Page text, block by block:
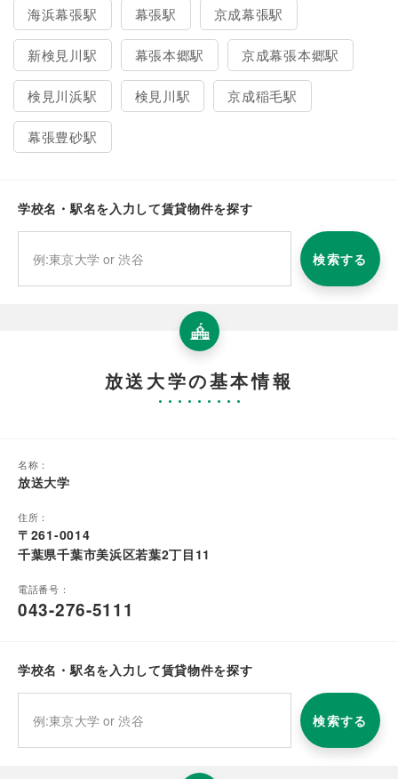
海浜幕張駅 幕張駅 京成幕張駅
新検見川駅 幕張本郷駅 京成幕張本郷駅
検見川浜駅 検見川駅 京成稲毛駅
幕張豊砂駅
学校名・駅名を入力して賃貸物件を探す
検索する
放送大学の基本情報
名称：
放送大学
住所：
〒261-0014
千葉県千葉市美浜区若葉2丁目11
電話番号：
043-276-5111
学校名・駅名を入力して賃貸物件を探す
検索する